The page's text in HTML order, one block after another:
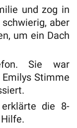
und zog in
aber
um ein Dach
Sie war
Stimme
die 8-